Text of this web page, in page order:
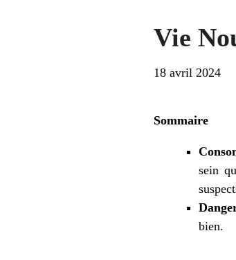
Vie
18 avril 2024
Sommaire
sein
bien.